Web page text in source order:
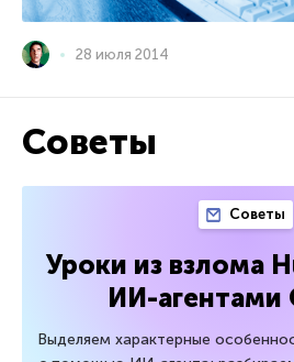
28 июля 2014
Советы
Советы
Уроки из взлома
ИИ-агентами
Выделяем характерные